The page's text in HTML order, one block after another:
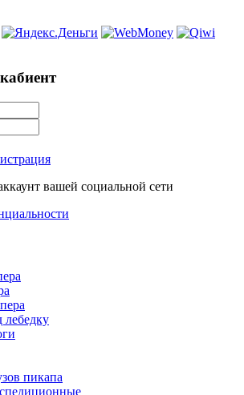
вашей социальной сети
пикапа